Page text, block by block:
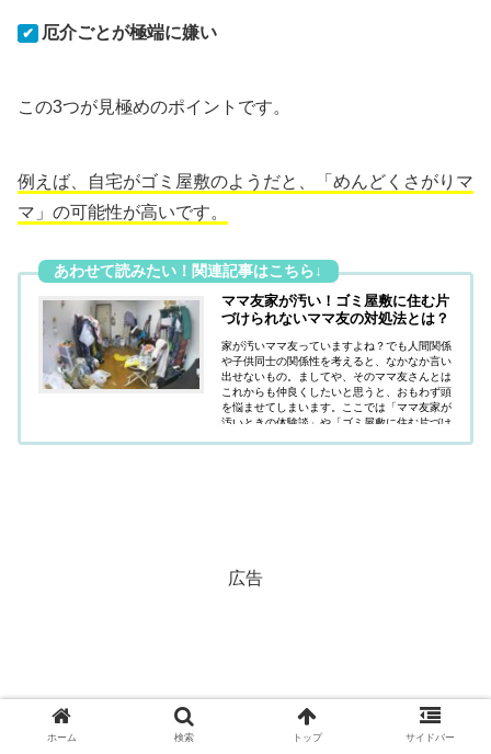
✔ 厄介ごとが極端に嫌い
この3つが見極めのポイントです。
例えば、自宅がゴミ屋敷のようだと、「めんどくさがりマ
マ」の可能性が高いです。
ママ友家が汚い！ゴミ屋敷に住む片
づけられないママ友の対処法とは？
家が汚いママ友っていますよね？でも人間関係
や子供同士の関係性を考えると、なかなか言い
出せないもの。ましてや、そのママ友さんとは
これからも仲良くしたいと思うと、おもわず頭
を悩ませてしまいます。ここでは「ママ友家が
汚いときの体験談」や「ゴミ屋敷に住む片づけ
広告
ホーム 検索 トップ サイドバー